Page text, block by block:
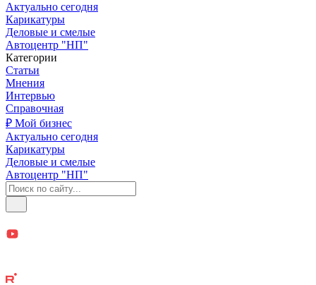
Актуально сегодня
Карикатуры
Деловые и смелые
Автоцентр "НП"
Категории
Статьи
Мнения
Интервью
Справочная
₽ Мой бизнес
Актуально сегодня
Карикатуры
Деловые и смелые
Автоцентр "НП"